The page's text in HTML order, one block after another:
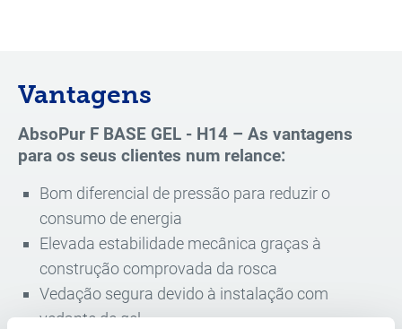
Vantagens
AbsoPur F BASE GEL - H14 – As vantagens
para os seus clientes num relance:
Bom diferencial de pressão para reduzir o
consumo de energia
Elevada estabilidade mecânica graças à
construção comprovada da rosca
Vedação segura devido à instalação com
vedante de gel